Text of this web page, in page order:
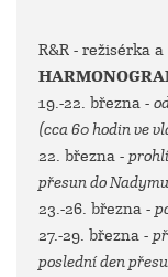
R&R - režisérka
19.-22. března -
(cca 60 hodin ve
22. března -
přesun do Nadymu
23.-26. března -
27.-29. března -
poslední den